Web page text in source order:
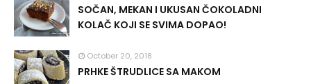
SOČAN, MEKAN I UKUSAN ČOKOLADNI
KOLAČ KOJI SE SVIMA DOPAO!
October 20, 2018
PRHKE ŠTRUDLICE SA MAKOM